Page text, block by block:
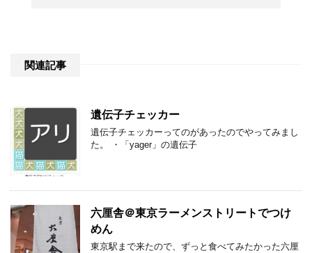
関連記事
遺伝子チェッカー
遺伝子チェッカーってのがあったのでやってみまし
た。 ・「yager」の遺伝子
六厘舎＠東京ラーメンストリートでつけ
めん
東京駅まで来たので、ずっと食べてみたかった六厘